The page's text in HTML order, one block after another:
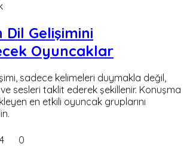
Dil Gelişimini
Oyuncaklar
sadece kelimeleri duymakla değil,
sesleri taklit ederek şekillenir. Konuşma
en etkili oyuncak gruplarını
4 0